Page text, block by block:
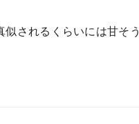
似されるくらいには甘そう